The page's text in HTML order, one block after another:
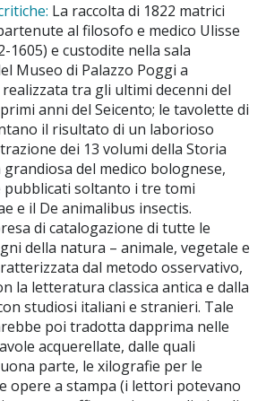
La raccolta di 1822 matrici
al filosofo e medico Ulisse
1605) e custodite nella sala
Museo di Palazzo Poggi a
tra gli ultimi decenni del
anni del Seicento; le tavolette di
il risultato di un laborioso
dei 13 volumi della Storia
del medico bolognese,
pubblicati soltanto i tre tomi
e il De animalibus insectis.
di catalogazione di tutte le
della natura – animale, vegetale e
dal metodo osservativo,
la letteratura classica antica e dalla
studiosi italiani e stranieri. Tale
poi tradotta dapprima nelle
acquerellate, dalle quali
parte, le xilografie per le
opere a stampa (i lettori potevano